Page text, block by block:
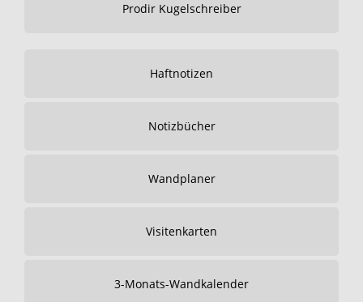
Prodir Kugelschreiber
Haftnotizen
Notizbücher
Wandplaner
Visitenkarten
3-Monats-Wandkalender